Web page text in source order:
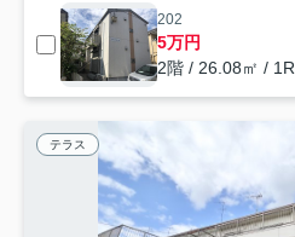
202
5万円
2階 / 26.08㎡ / 1R
テラス